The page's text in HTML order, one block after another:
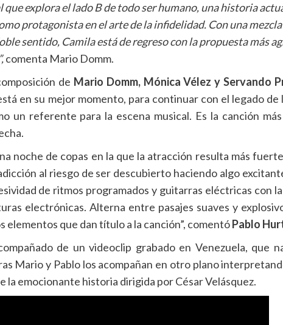
que explora el lado B de todo ser humano, una historia
protagonista en el arte de la infidelidad. Con una
sentido, Camila está de regreso con la propuesta más
comenta Mario Domm.
de Mario Domm, Mónica Vélez y Servando
en su mejor momento, para continuar con el legado de
un referente para la escena musical. Es la canción
noche de copas en la que la atracción resulta más
al riesgo de ser descubierto haciendo algo
de ritmos programados y guitarras eléctricas con
electrónicas. Alterna entre pasajes suaves y
elementos que dan título a la canción”, comentóPablo
de un videoclip grabado en Venezuela, que
Mario y Pablo los acompañan en otro plano
la emocionante historia dirigida por César Velásquez.